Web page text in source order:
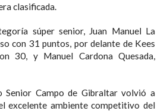
clasificada.
súper senior, Juan Manuel La
con 31 puntos, por delante de Kees
30, y Manuel Cardona Quesada,
Senior Campo de Gibraltar volvió a
excelente ambiente competitivo del